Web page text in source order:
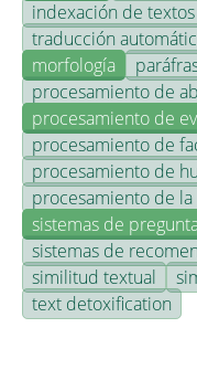
indexación de textos
traducción
morfología
procesamiento de
procesamiento de
procesamiento de
procesamiento de
procesamiento de la
sistemas de
sistemas de
similitud textual
text detoxification